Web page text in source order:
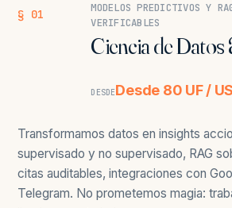
§ 01
MODELOS PREDICTIVOS Y
VERIFICABLES
Ciencia de
DESDEDesde 80 UF /
Transformamos datos en insights
supervisado y no supervisado, RAG
citas auditables, integraciones con
Telegram. No prometemos magia: